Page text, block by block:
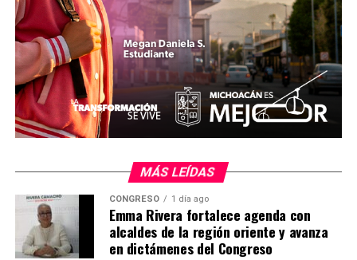
Aunado al orden financiero, la funcionaria estatal
resaltó que durante el cuarto año de gestión se
impulsaron programas de movilidad académica
internacional y las jornadas de orientación vocacional
ExpoUniversidades y Expo Prepárate, eventos que
registraron la participación de más de 35 mil
estudiantes de secundaria y bachillerato en las distintas
MÁS LEÍDAS
CONGRESO 1 día ago
Emma Rivera fortalece agenda con
alcaldes de la región oriente y avanza
en dictámenes del Congreso